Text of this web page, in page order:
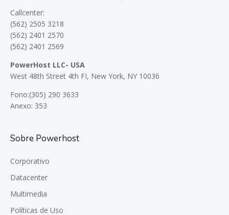
Callcenter:
(562) 2505 3218
(562) 2401 2570
(562) 2401 2569
PowerHost LLC- USA
West 48th Street 4th FI, New York, NY 10036
Fono:(305) 290 3633
Anexo: 353
Sobre Powerhost
Corporativo
Datacenter
Multimedia
Políticas de Uso